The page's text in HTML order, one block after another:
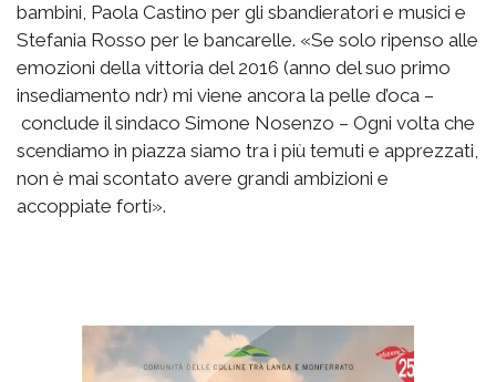
bambini, Paola Castino per gli sbandieratori e musici e
Stefania Rosso per le bancarelle. «Se solo ripenso alle
emozioni della vittoria del 2016 (anno del suo primo
insediamento ndr) mi viene ancora la pelle d’oca –
conclude il sindaco Simone Nosenzo – Ogni volta che
scendiamo in piazza siamo tra i più temuti e apprezzati,
non è mai scontato avere grandi ambizioni e
accoppiate forti».